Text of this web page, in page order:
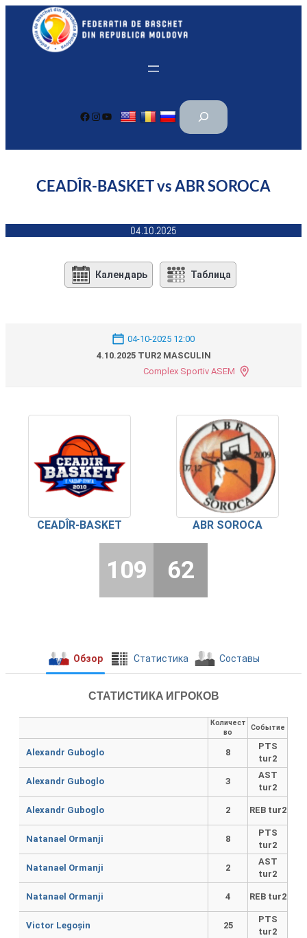
Перейти
содержимому
Facebook Instagram YouTube
П
и
CEADÎR-BASKET vs ABR SOROCA
04.10.2025
Календарь Таблица
04-10-2025 12:00
4.10.2025 TUR2 MASCULIN
Complex Sportiv ASEM
CEADÎR-BASKET ABR SOROCA
109 62
Обзор Cтатистика Составы
СТАТИСТИКА ИГРОКОВ
Количест
во
Событие
Alexandr Guboglo 8
PTS
tur2
Alexandr Guboglo 3
AST
tur2
Alexandr Guboglo 2 REB tur2
Natanael Ormanji 8
PTS
tur2
Natanael Ormanji 2
AST
tur2
Natanael Ormanji 4 REB tur2
Victor Legoșin 25
PTS
tur2